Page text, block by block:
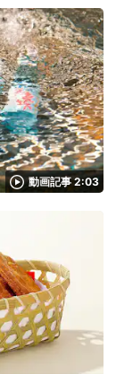
動画記事 2:03